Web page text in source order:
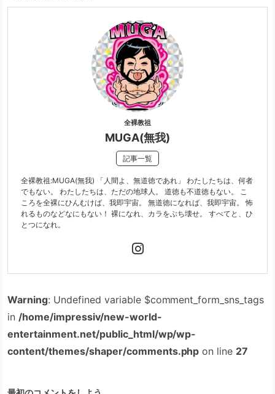
全裸教祖
MUGA(無我)
記事一覧
全裸教祖:MUGA(無我) 「人間よ、無道徳であれ」 わたしたちは、何者
でもない。 わたしたちは、ただの地球人。 道徳も不道徳もない。 こ
ころを全裸にひんむけば、我即宇宙。 無道徳になれば、我即宇宙。 怖
れるものなどなにもない！ 裸になれ、カラをぶち壊せ。 すべてと、ひ
とつになれ。
Warning: Undefined variable $comment_form_sns_tags
in /home/impressiv/new-world-
entertainment.net/public_html/wp/wp-
content/themes/shaper/comments.php on line 27